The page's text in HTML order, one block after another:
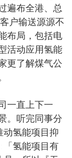
遍布全港、总
户输送源源不
布局，包括电
活动应用氢能
更了解煤气公
一直上下一
。听完同事分
动氢能项目抑
「氢能项目有